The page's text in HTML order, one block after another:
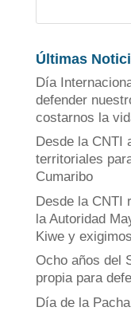
Últimas
Día
defender
costarnos la
Desde la CNTI
territoriales
Cumaribo
Desde la CNTI
la Autoridad
Kiwe y
Ocho años del
propia para
Día de la